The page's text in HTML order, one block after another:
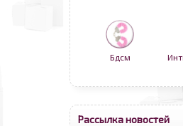
Бдсм
Рассылка новостей